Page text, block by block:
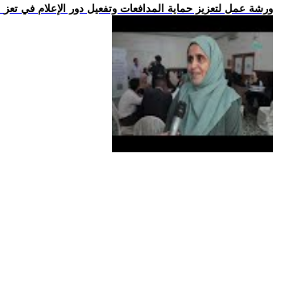
.. ورشة عمل لتعزيز حماية المدافعات وتفعيل دور الإعلام في تعز